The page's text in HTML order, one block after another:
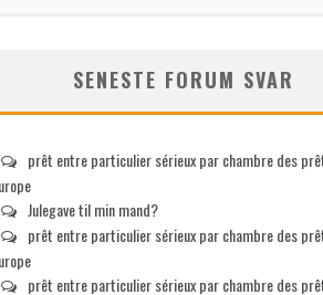
SENESTE FORUM SVAR
prêt entre particulier sérieux par chambre des
Julegave til min mand?
prêt entre particulier sérieux par chambre des
prêt entre particulier sérieux par chambre des